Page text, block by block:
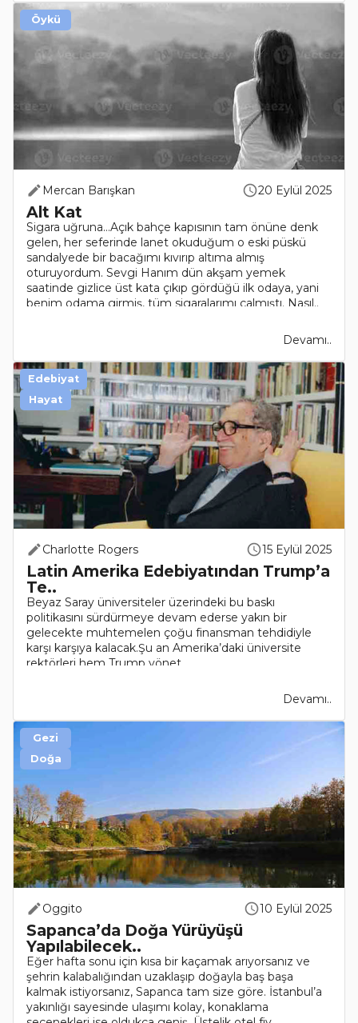
Mercan Barışkan 20 Eylül 2025
Alt Kat
Sigara uğruna…Açık bahçe kapısının tam önüne denk
gelen, her seferinde lanet okuduğum o eski püskü
sandalyede bir bacağımı kıvırıp altıma almış
oturuyordum. Sevgi Hanım dün akşam yemek
saatinde gizlice üst kata çıkıp gördüğü ilk odaya, yani
benim odama girmiş, tüm sigaralarımı çalmıştı. Nasıl..
Devamı..
Öykü
Charlotte Rogers 15 Eylül 2025
Latin Amerika Edebiyatından Trump’a
Te..
Beyaz Saray üniversiteler üzerindeki bu baskı
politikasını sürdürmeye devam ederse yakın bir
gelecekte muhtemelen çoğu finansman tehdidiyle
karşı karşıya kalacak.Şu an Amerika’daki üniversite
rektörleri hem Trump yönet..
Devamı..
Edebiyat
Hayat
Oggito 10 Eylül 2025
Sapanca’da Doğa Yürüyüşü
Yapılabilecek..
Eğer hafta sonu için kısa bir kaçamak arıyorsanız ve
şehrin kalabalığından uzaklaşıp doğayla baş başa
kalmak istiyorsanız, Sapanca tam size göre. İstanbul’a
yakınlığı sayesinde ulaşımı kolay, konaklama
Gezi
Doğa